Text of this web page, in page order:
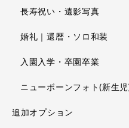
長寿祝い・遺影写真
婚礼｜還暦・ソロ和装
入園入学・卒園卒業
ニューボーンフォト(新生児
追加オプション